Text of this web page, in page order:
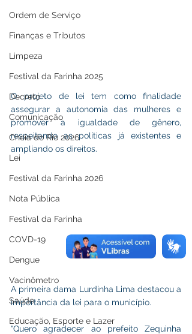
Ordem de Serviço
Finanças e Tributos
Limpeza
Festival da Farinha 2025
Decreto
Comunicação
Cheia do Rio 2026
Lei
Festival da Farinha 2026
Nota Pública
Festival da Farinha
COVD-19
Dengue
Vacinômetro
Saúde
Educação, Esporte e Lazer
O projeto de lei tem como finalidade
assegurar a autonomia das mulheres e
promover a igualdade de gênero,
respeitando as políticas já existentes e
ampliando os direitos.
A primeira dama Lurdinha Lima destacou a
importância da lei para o município.
“Quero agradecer ao prefeito Zequinha